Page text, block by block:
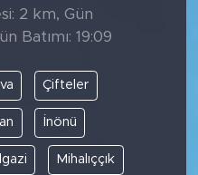
2 km, Gün
Batımı: 19:09
Çifteler
İnönü
Mihalıççık